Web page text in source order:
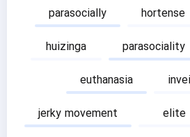
parasocially hortense
huizinga
parasociality
euthanasia
jerky movement
elite